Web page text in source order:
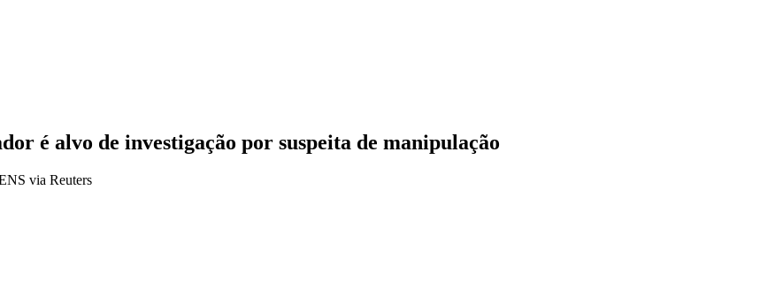
é alvo de investigação por suspeita de manipulação